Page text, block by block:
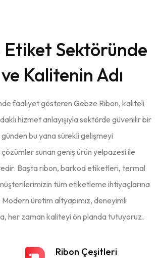
Etiket Sektöründe
ve Kalitenin Adı
faaliyet gösteren Gebze Ribon, kaliteli
hizmet anlayışıyla sektörde güvenilir bir
bu yana sürekli gelişmeyi
sunan geniş ürün yelpazesi ile
Başta ribon, barkod etiketleri, termal
tüm etiketleme ihtiyaçlarına
üretim altyapımız, deneyimli
her zaman kaliteyi ön planda tutuyoruz.
Ribon Çeşitleri